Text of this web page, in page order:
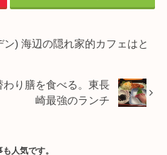
ン) 海辺の隠れ家的カフェはと
り膳を食べる。東長
崎最強のランチ
人気です。